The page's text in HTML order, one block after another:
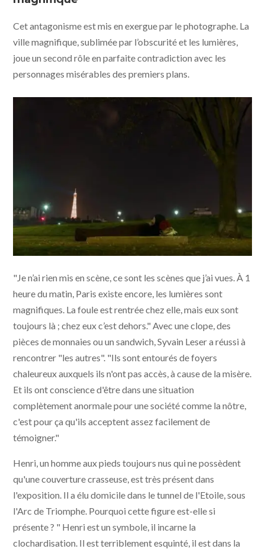
Cet antagonisme est mis en exergue par le photographe. La
ville magnifique, sublimée par l’obscurité et les lumières,
joue un second rôle en parfaite contradiction avec les
personnages misérables des premiers plans.
"Je n’ai rien mis en scène, ce sont les scènes que j’ai vues. À 1
heure du matin, Paris existe encore, les lumières sont
magnifiques. La foule est rentrée chez elle, mais eux sont
toujours là ; chez eux c’est dehors." Avec une clope, des
pièces de monnaies ou un sandwich, Syvain Leser a réussi à
rencontrer "les autres". "Ils sont entourés de foyers
chaleureux auxquels ils n'ont pas accès, à cause de la misère.
Et ils ont conscience d'être dans une situation
complètement anormale pour une société comme la nôtre,
c'est pour ça qu'ils acceptent assez facilement de
témoigner."
Henri, un homme aux pieds toujours nus qui ne possèdent
qu'une couverture crasseuse, est très présent dans
l'exposition. Il a élu domicile dans le tunnel de l'Etoile, sous
l'Arc de Triomphe. Pourquoi cette figure est-elle si
présente ? " Henri est un symbole, il incarne la
clochardisation. Il est terriblement esquinté, il est dans la